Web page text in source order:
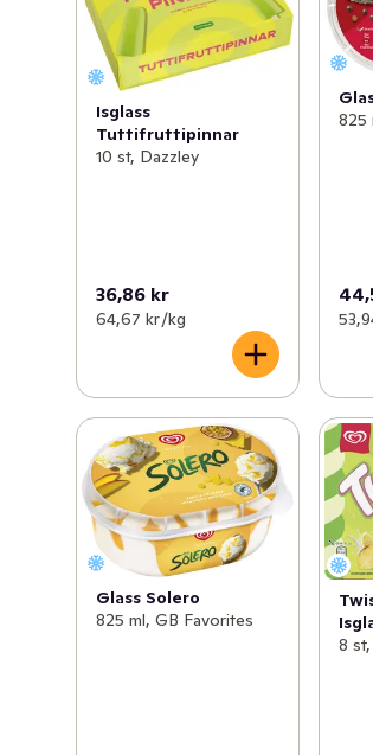
Isglass
Tuttifruttipinnar
10 st, Dazzley
36,86 kr
64,67 kr /kg
825
Glass Solero
825 ml, GB Favorites
8